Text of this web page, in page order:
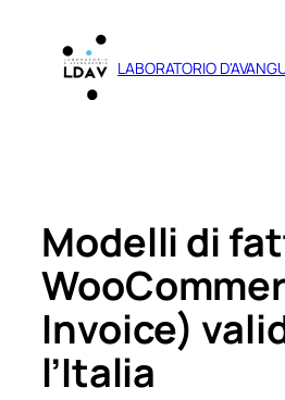
contenuto
LABORATORIO
Modelli di
Invoice)
l’Italia